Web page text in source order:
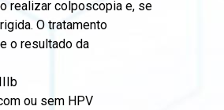
realizar colposcopia e, se
O tratamento
o resultado da
ou sem HPV